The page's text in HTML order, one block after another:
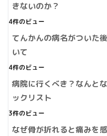
きないのか？
4件のビュー
てんかんの病名がついた
いて
4件のビュー
病院に行くべき？なんと
ックリスト
3件のビュー
なぜ骨が折れると痛みを